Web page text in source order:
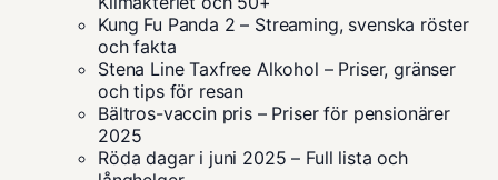
Kung Fu Panda 2 – Streaming, svenska röster
och fakta
Stena Line Taxfree Alkohol – Priser, gränser
och tips för resan
Bältros-vaccin pris – Priser för pensionärer
2025
Röda dagar i juni 2025 – Full lista och